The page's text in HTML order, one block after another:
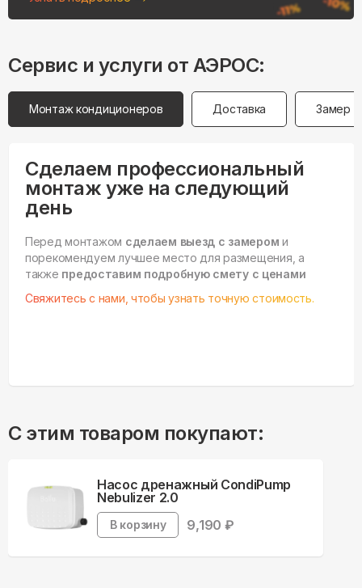
Сервис и услуги от АЭРОС:
Монтаж кондиционеров Доставка Замер
Сделаем профессиональный
монтаж уже на следующий
день
Перед монтажом сделаем выезд с замером и
порекомендуем лучшее место для размещения, а
также предоставим подробную смету с ценами
Свяжитесь с нами, чтобы узнать точную стоимость.
С этим товаром покупают:
Насос дренажный CondiPump
Nebulizer 2.0
В корзину 9,190 ₽